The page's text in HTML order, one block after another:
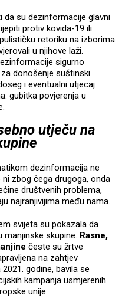
da su dezinformacije glavni
protiv kovida-19 ili
retoriku na izborima
u njihove laži.
sigurno
donošenje suštinski
i eventualni utjecaj
gubitka povjerenja u
utječu na
dezinformacija ne
zbog čega drugoga, onda
društvenih problema,
najranjivijima među nama.
svijeta su pokazala da
skupine. Rasne,
česte su žrtve
na zahtjev
godine, bavila se
kampanja usmjerenih
unije.